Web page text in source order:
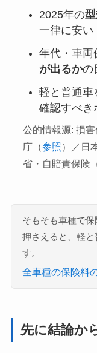
2025年の
一律に安い
年代・車両
が出るかの
軽と普通車
確認すべき
公的情報源: 損
庁（参照）／日
省・自賠責保険
そもそも車種で
押さえると、軽
す。
全車種の保険料
先に結論か